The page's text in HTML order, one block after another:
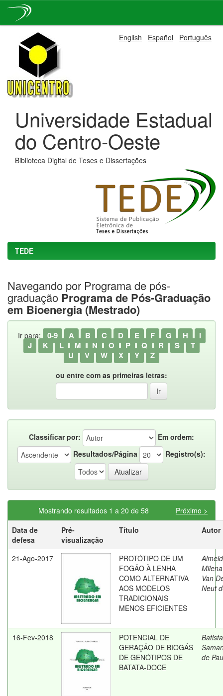
navigation
English Español Português
Universidade Estadual
do Centro-Oeste
Biblioteca Digital de Teses e Dissertações
TEDE
Navegando por Programa de pós-
graduação Programa de Pós-Graduação
em Bioenergia (Mestrado)
Ir para: 0-9 A B C D E F G H
I
J
K L M N O P Q R S
T
U
V W X Y Z
ou entre com as primeiras letras:
Classificar por:
Em ordem:
Resultados/Página
Registro(s):
Mostrando resultados 1 a 20 de 58
Próximo >
Data de
defesa
Pré-
visualização
Título Autor
21-Ago-2017
PROTÓTIPO DE UM
FOGÃO À LENHA
COMO ALTERNATIVA
AOS MODELOS
TRADICIONAIS
MENOS EFICIENTES
Van
Neut
16-Fev-2018
POTENCIAL DE
GERAÇÃO DE BIOGÁS
DE GENÓTIPOS DE
BATATA-DOCE
de